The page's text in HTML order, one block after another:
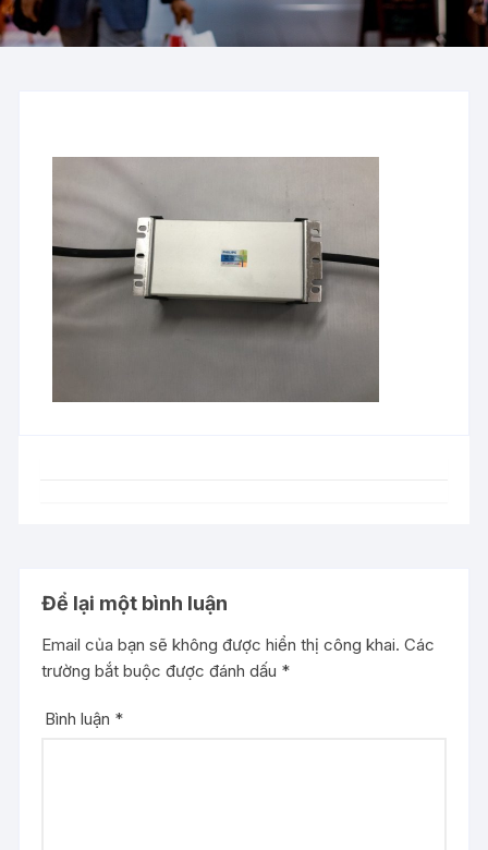
Để lại một bình luận
Email của bạn sẽ không được hiển thị công khai. Các
trường bắt buộc được đánh dấu *
Bình luận *